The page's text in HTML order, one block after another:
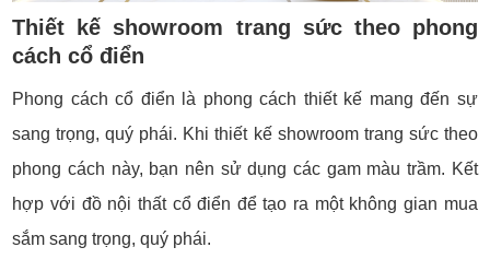
Thiết kế showroom trang sức theo phong
cách cổ điển
Phong cách cổ điển là phong cách thiết kế mang đến sự
sang trọng, quý phái. Khi thiết kế showroom trang sức theo
phong cách này, bạn nên sử dụng các gam màu trầm. Kết
hợp với đồ nội thất cổ điển để tạo ra một không gian mua
sắm sang trọng, quý phái.